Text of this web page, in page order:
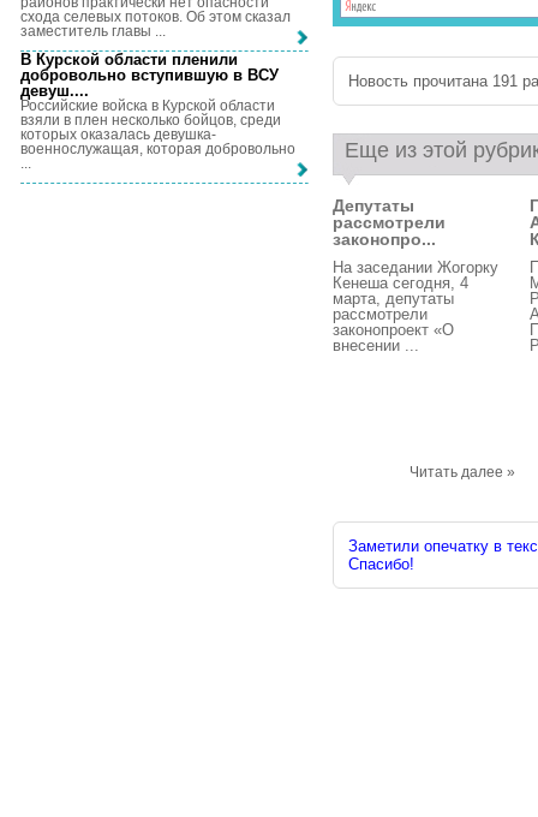
Новость прочитана 191
Еще из этой
Депутаты
рассмотрели
законопро...
На заседании Жогорку
Кенеша сегодня, 4
марта, депутаты
рассмотрели
законопроект «О
внесении ...
Читать далее »
Заметили опечатку в
Спасибо!
схода селевых потоков. Об этом сказал
заместитель главы ...
В Курской области пленили
добровольно вступившую в ВСУ
девуш....
Российские войска в Курской области
взяли в плен несколько бойцов, среди
которых оказалась девушка-
военнослужащая, которая добровольно
...